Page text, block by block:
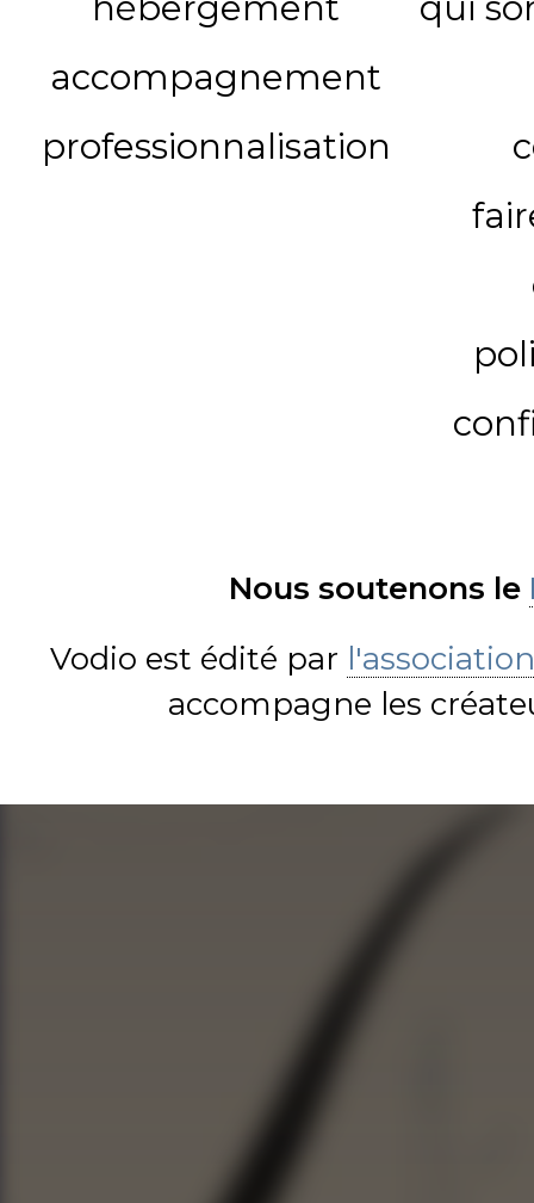
accompagnement
professionnalisation